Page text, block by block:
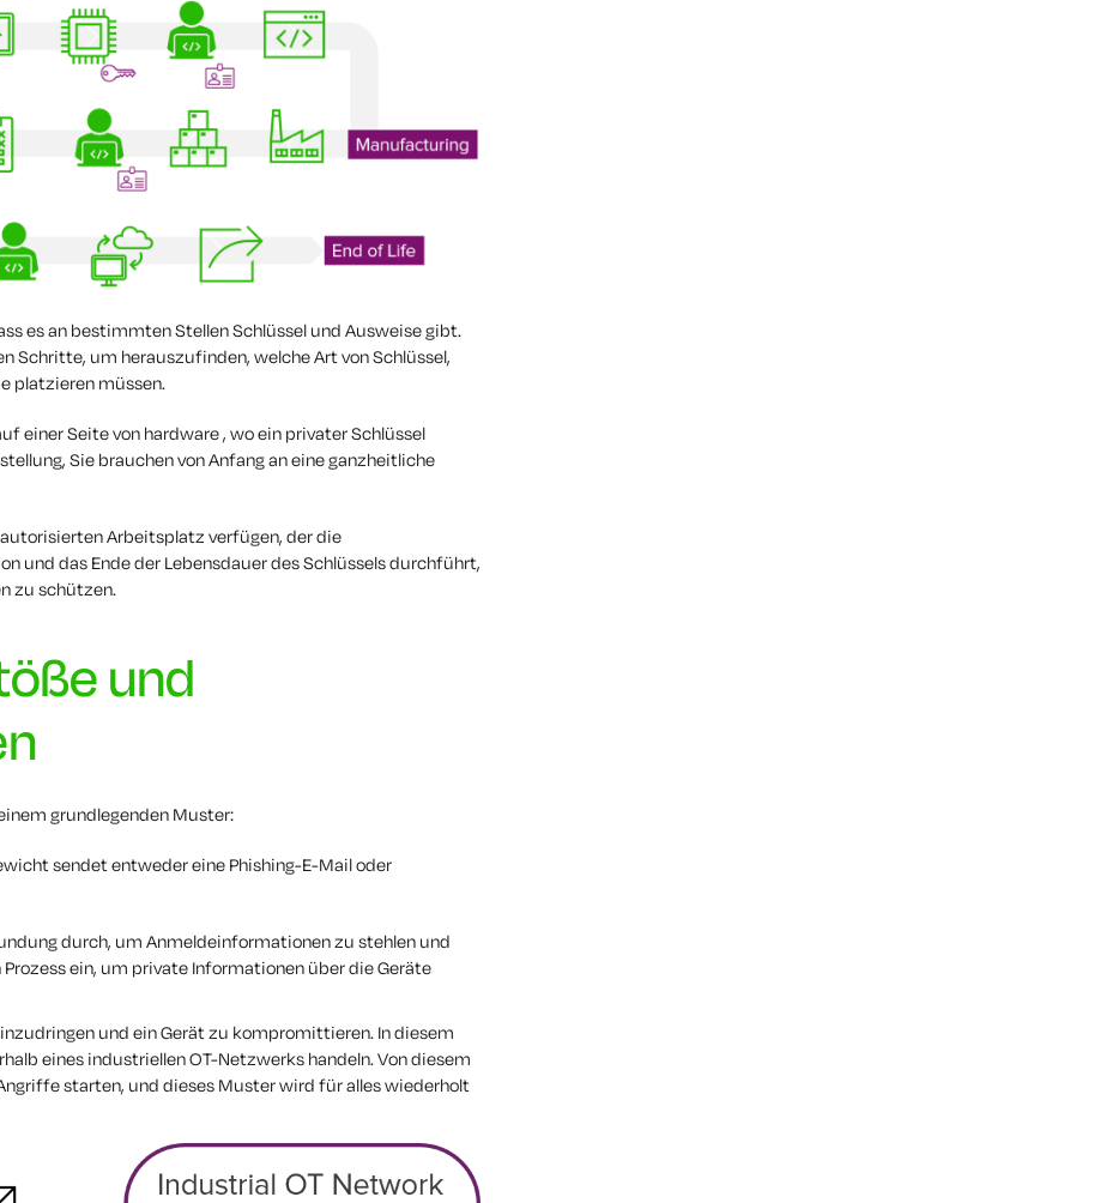
es an bestimmten Stellen Schlüssel und Ausweise gibt.
Schritte, um herauszufinden, welche Art von Schlüssel,
platzieren müssen.
einer Seite von hardware , wo ein privater Schlüssel
Sie brauchen von Anfang an eine ganzheitliche
Arbeitsplatz verfügen, der die
und das Ende der Lebensdauer des Schlüssels durchführt,
zu schützen.
und
grundlegenden Muster:
sendet entweder eine Phishing-E-Mail oder
durch, um Anmeldeinformationen zu stehlen und
ein, um private Informationen über die Geräte
und ein Gerät zu kompromittieren. In diesem
eines industriellen OT-Netzwerks handeln. Von diesem
starten, und dieses Muster wird für alles wiederholt